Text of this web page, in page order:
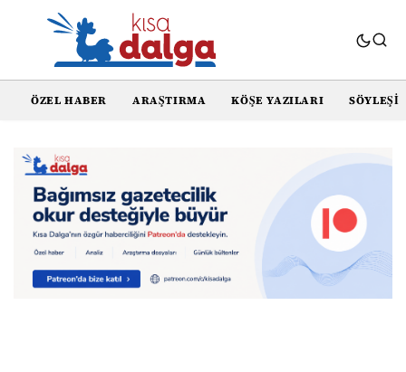
ÖZEL HABER ARAŞTIRMA KÖŞE YAZILARI SÖYLEŞI